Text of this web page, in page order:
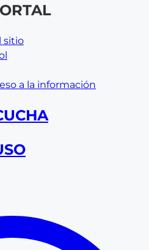
sitio
a la información